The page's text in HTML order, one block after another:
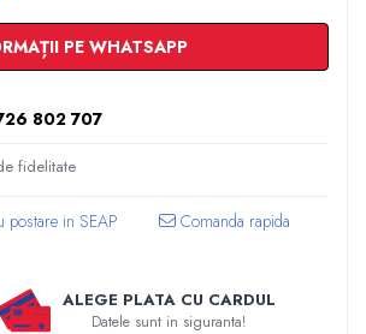
PE WHATSAPP
802 707
fidelitate
Comanda rapida
ALEGE PLATA CU CARDUL
Datele sunt in siguranta!